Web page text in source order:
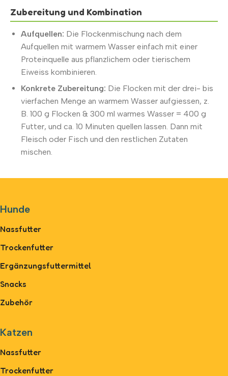
Zubereitung und Kombination
Aufquellen: Die Flockenmischung nach dem
Aufquellen mit warmem Wasser einfach mit einer
Proteinquelle aus pflanzlichem oder tierischem
Eiweiss kombinieren.
Konkrete Zubereitung: Die Flocken mit der drei- bis
vierfachen Menge an warmem Wasser aufgiessen, z.
B. 100 g Flocken & 300 ml warmes Wasser = 400 g
Futter, und ca. 10 Minuten quellen lassen. Dann mit
Fleisch oder Fisch und den restlichen Zutaten
mischen.
Hunde
Nassfutter
Trockenfutter
Ergänzungsfuttermittel
Snacks
Zubehör
Katzen
Nassfutter
Trockenfutter